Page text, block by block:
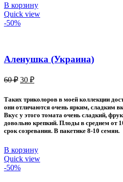
В корзину
Quick view
-50%
Аленушка (Украина)
60₽ Первоначальная
60 ₽.
30 ₽Текущая
30 ₽.
Таких триколоров в моей коллекции
они отличаются очень ярким, сладким
Вкус у этого томата очень сладкий,
довольно крепкий. Плоды в среднем от
срок созревания. В пакетике 8-10 семян.
В корзину
Quick view
-50%